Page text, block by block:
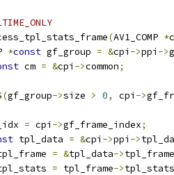
(AV1_COMP *
*const gf_group = &cpi ->ppi ->
cm = &cpi ->common;
(gf_group->size > 0, cpi ->
= cpi ->gf_frame_index;
tpl_data = &cpi ->ppi ->
= &tpl_data->tpl_frame
= tpl_frame->